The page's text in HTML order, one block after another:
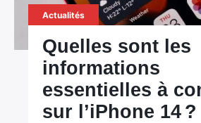
Actualités
Quelles sont les
informations
essentielles à
sur l’iPhone 14 ?